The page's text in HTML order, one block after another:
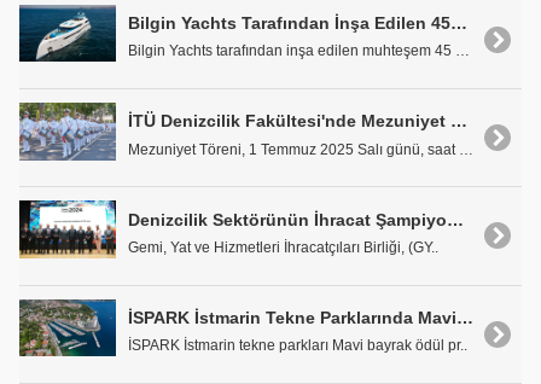
Bilgin Yachts Tarafından İnşa Edilen 45m m/y ELADA Özel Satışa Sunuldu
Bilgin Yachts tarafından inşa edilen muhteşem 45 m..
İTÜ Denizcilik Fakültesi'nde Mezuniyet Heyecanı
Denizcilik Sektörünün İhracat Şampiyonları Ödüllerini Aldı
Gemi, Yat ve Hizmetleri İhracatçıları Birliği, (GY..
İSPARK İstmarin Tekne Parklarında Mavi Bayrak Dalgalanacak
İSPARK İstmarin tekne parkları Mavi bayrak ödül pr..